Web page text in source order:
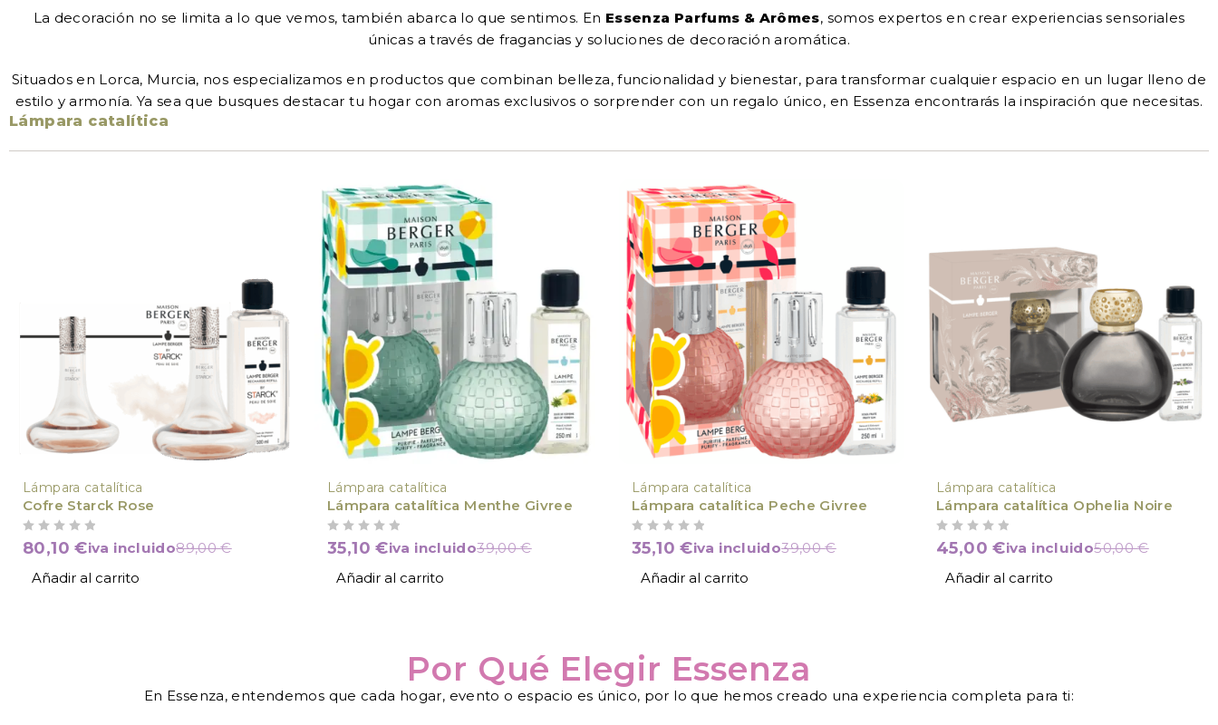
La decoración no se limita a lo que vemos, también abarca lo que sentimos. En Essenza Parfums & Arômes, somos expertos en crear experiencias sensoriales
únicas a través de fragancias y soluciones de decoración aromática.
Situados en Lorca, Murcia, nos especializamos en productos que combinan belleza, funcionalidad y bienestar, para transformar cualquier espacio en un lugar lleno de
estilo y armonía. Ya sea que busques destacar tu hogar con aromas exclusivos o sorprender con un regalo único, en Essenza encontrarás la inspiración que necesitas.
Lámpara catalítica
Lámpara catalítica
Cofre Starck Rose
89,00€
80,10€iva incluido
Añadir al carrito
Lámpara catalítica
Lámpara catalítica Menthe Givree
39,00€
35,10€iva incluido
Añadir al carrito
Lámpara catalítica
Lámpara catalítica Peche Givree
39,00€
35,10€iva incluido
Añadir al carrito
Lámpara catalítica
Lámpara catalítica Ophelia Noire
50,00€
45,00€iva incluido
Añadir al carrito
Por Qué Elegir Essenza
En Essenza, entendemos que cada hogar, evento o espacio es único, por lo que hemos creado una experiencia completa para ti: